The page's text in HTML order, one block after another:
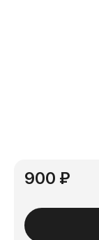
900 ₽